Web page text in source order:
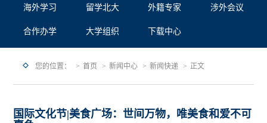
海外学习 留学北大 外籍专家 涉外会议
合作办学 大学组织 下载中心
您的位置： 首页 新闻中心 新闻快递 正文
国际文化节|美食广场：世间万物，唯美食和爱不可